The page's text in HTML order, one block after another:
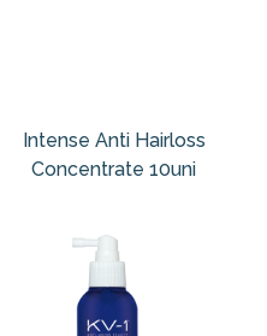
Intense Anti Hairloss
Concentrate 10uni